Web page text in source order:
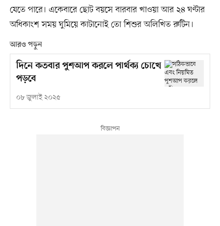
যেতে পারে। একেবারে ছোট বয়সে বারবার খাওয়া আর ২৪ ঘণ্টার
অধিকাংশ সময় ঘুমিয়ে কাটানোই তো শিশুর অলিখিত রুটিন।
আরও পড়ুন
দিনে কতবার পুশআপ করলে পার্থক্য চোখে
পড়বে
০৮ জুলাই ২০২৫